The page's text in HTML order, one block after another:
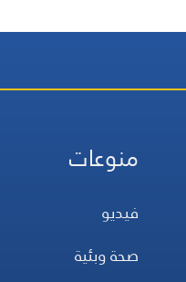
منوعات
فيديو
صحة وبئية